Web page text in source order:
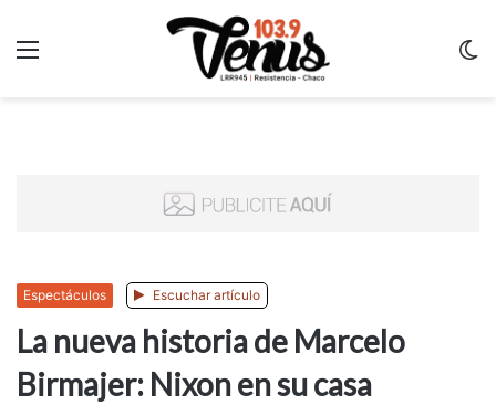
Espectáculos Escuchar artículo
La nueva historia de Marcelo
Birmajer: Nixon en su casa